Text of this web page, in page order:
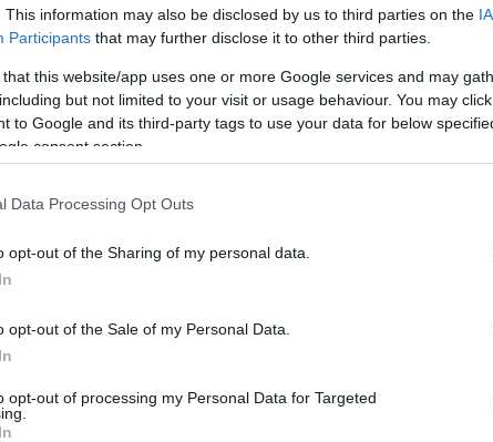
This information may also be disclosed by us to third parties on the
Participants that may further disclose it to other third parties.
that this website/app uses one or more Google services and may
but not limited to your visit or usage behaviour. You may
to Google and its third-party tags to use your data for below
consent section.
Data Processing Opt Outs
opt-out of the Sharing of my personal data.
opt-out of the Sale of my Personal Data.
opt-out of processing my Personal Data for Targeted
kuponokat értékesítő cégek közötti ádáz
sem. A piac ugyanolyan dinamikával növekszik továbbra
fiaskó a Grouponnál
tőzsdén lévő cég nem először volt kénytelen módosítani
nevű, helyfüggő szolgáltatásokat fejlesztő
trendek 2011-ben
A